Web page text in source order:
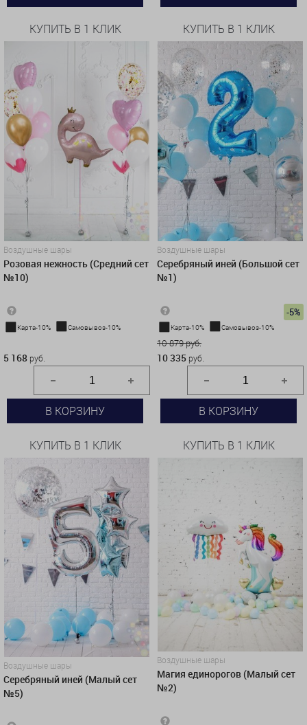
КУПИТЬ В 1 КЛИК КУПИТЬ В 1 КЛИК
Воздушные шары
Розовая нежность (Средний сет
№10)
Карта-10% Самовывоз-10%
5 168 руб.
В КОРЗИНУ
КУПИТЬ В 1 КЛИК
Воздушные шары
Серебряный иней (Большой сет
№1)
-5%
Карта-10% Самовывоз-10%
10 879 руб.
10 335 руб.
В КОРЗИНУ
КУПИТЬ В 1 КЛИК
Воздушные шары
Серебряный иней (Малый сет
№5)
Воздушные шары
Магия единорогов (Малый сет
№2)